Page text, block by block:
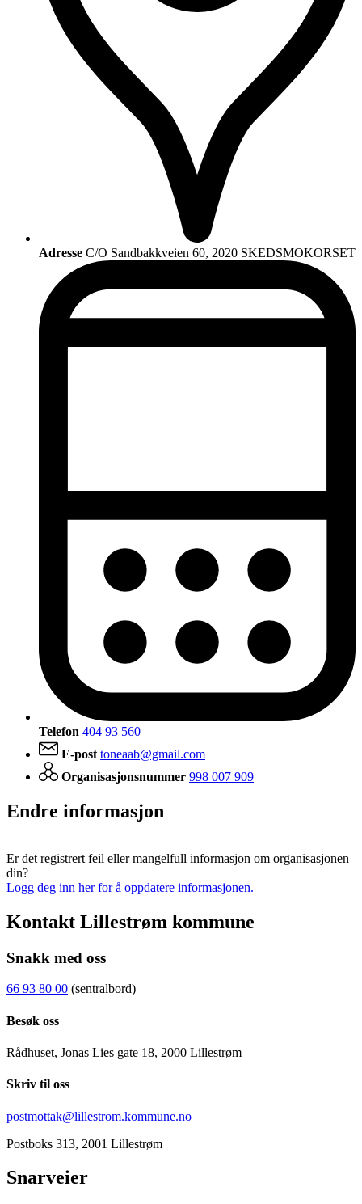
Adresse C/O Sandbakkveien 60, 2020 SKEDSMOKORSET
Telefon 404 93 560
E-post toneaab@gmail.com
Organisasjonsnummer 998 007 909
Endre informasjon
Er det registrert feil eller mangelfull informasjon om organisasjonen
din?
Logg deg inn her for å oppdatere informasjonen.
Kontakt Lillestrøm kommune
Snakk med oss
66 93 80 00 (sentralbord)
Besøk oss
Rådhuset, Jonas Lies gate 18, 2000 Lillestrøm
Skriv til oss
postmottak@lillestrom.kommune.no
Postboks 313, 2001 Lillestrøm
Snarveier